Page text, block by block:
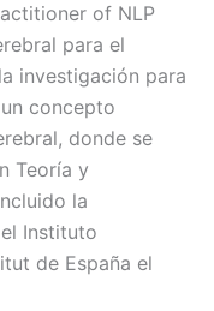
of NLP
para el
investigación para
concepto
donde se
Teoría y
la
Instituto
de España el